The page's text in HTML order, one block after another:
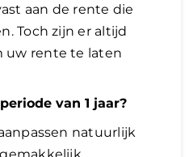
aan de rente die
Toch zijn er altijd
uw rente te laten
van 1 jaar?
natuurlijk